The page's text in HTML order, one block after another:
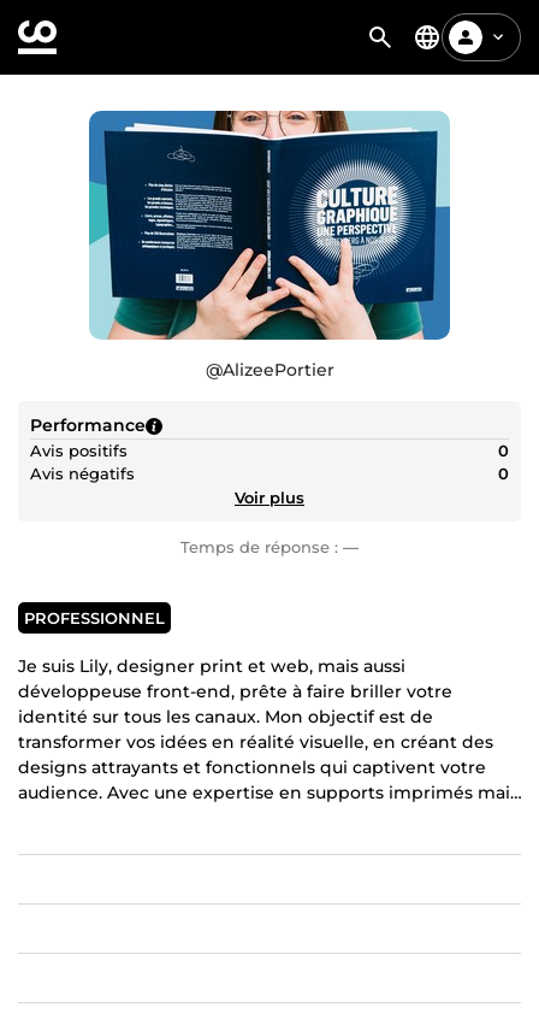
@AlizeePortier
Performance
Avis positifs
0
Avis négatifs
0
Voir plus
Temps de réponse : —
PROFESSIONNEL
Je suis Lily, designer print et web, mais aussi
développeuse front-end, prête à faire briller votre
identité sur tous les canaux. Mon objectif est de
transformer vos idées en réalité visuelle, en créant des
designs attrayants et fonctionnels qui captivent votre
audience. Avec une expertise en supports imprimés mais